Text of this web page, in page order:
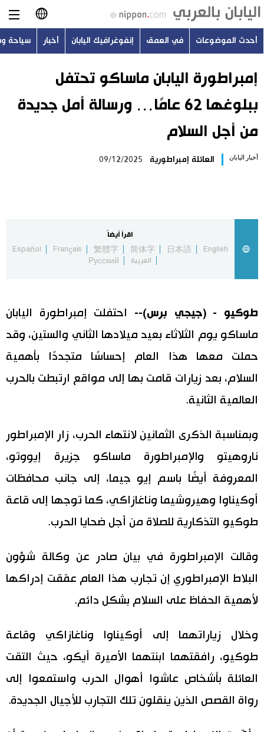
日本語
English
简体字
أحدث الموضوعات
سياحة وسفر
اليابان في فيديو
مانغا وأنيمي
الأقسام
تجارب وآراء
سياسة
اقتصاد
مجتمع
لايف ستايل
طوكيو
اللغة اليابانية
موسوعة اليابان
هو وهي
المطبخ الياباني
تواصل معنا
أحدث الموضوعات في العمق إنفوغرافيك اليابان أخبار سياحة
إمبراطورة اليابان ماساكو تحتفل
ببلوغها 62 عامًا… ورسالة أمل جديدة
من أجل السلام
أخبار اليابان العائلة إمبراطورية 09/12/2025
اقرأ أيضاً
English
日本語
简体字
繁體字
Français
Español
العربية
Русский
طوكيو - (جيجي برس)-- احتفلت إمبراطورة اليابان
ماساكو يوم الثلاثاء بعيد ميلادها الثاني والستين، وقد
حملت معها هذا العام إحساسًا متجددًا بأهمية
السلام، بعد زيارات قامت بها إلى مواقع ارتبطت بالحرب
العالمية الثانية.
وبمناسبة الذكرى الثمانين لانتهاء الحرب، زار الإمبراطور
ناروهيتو والإمبراطورة ماساكو جزيرة إيووتو،
المعروفة أيضًا باسم إيو جيما، إلى جانب محافظات
أوكيناوا وهيروشيما وناغازاكي، كما توجها إلى قاعة
طوكيو التذكارية للصلاة من أجل ضحايا الحرب.
وقالت الإمبراطورة في بيان صادر عن وكالة شؤون
البلاط الإمبراطوري إن تجارب هذا العام عمّقت إدراكها
لأهمية الحفاظ على السلام بشكل دائم.
وخلال زياراتهما إلى أوكيناوا وناغازاكي وقاعة
طوكيو، رافقتهما ابنتهما الأميرة أيكو، حيث التقت
العائلة بأشخاص عاشوا أهوال الحرب واستمعوا إلى
رواة القصص الذين ينقلون تلك التجارب للأجيال الجديدة.